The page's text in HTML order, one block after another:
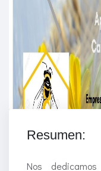
courses for your
Join Now
Resumen:
Nos